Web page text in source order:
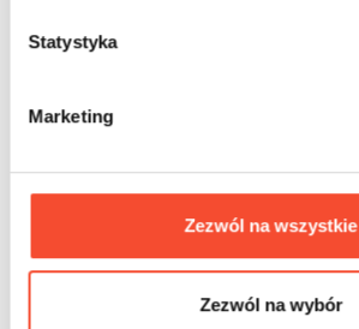
Statystyka
Marketing
Zezwól na wszystkie
Zezwól na wybór
3-18 years